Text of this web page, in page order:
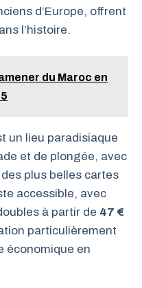
d’Europe, offrent
l’histoire.
du Maroc en
un lieu paradisiaque
et de plongée, avec
plus belles cartes
accessible, avec
à partir de 47 €
particulièrement
économique en